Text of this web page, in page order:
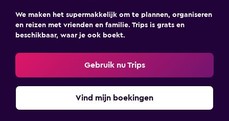
We maken het supermakkelijk om te plannen, organiseren
en reizen met vrienden en familie. Trips is grats en
beschikbaar, waar je ook boekt.
Gebruik nu Trips
Vind mijn boekingen